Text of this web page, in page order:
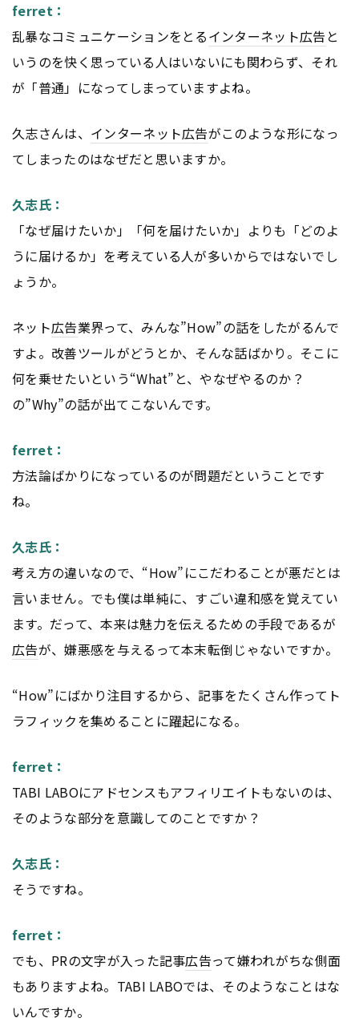
ferret：
乱暴なコミュニケーションをとるインターネット広告 と
いうのを快く思っている人はいないにも関わらず、それ
が「普通」になってしまっていますよね。
久志さんは、 インターネット広告がこのような形になっ
てしまったのはなぜだと思いますか。
久志氏：
「なぜ届けたいか」「何を届けたいか」よりも「どのよ
うに届けるか」を考えている人が多いからではないでし
ょうか。
ネット広告業界って、みんな”How”の話をしたがるんで
すよ。改善ツールがどうとか、そんな話ばかり。そこに
何を乗せたいという“What”と、やなぜやるのか？
の”Why”の話が出てこないんです。
ferret：
方法論ばかりになっているのが問題だということです
ね。
久志氏：
考え方の違いなので、“How”にこだわることが悪だとは
言いません。でも僕は単純に、すごい違和感を覚えてい
ます。だって、本来は魅力を伝えるための手段であるが
広告が、嫌悪感を与えるって本末転倒じゃないですか。
“How”にばかり注目するから、記事をたくさん作ってト
ラフィックを集めることに躍起になる。
ferret：
TABI LABOにアドセンスもアフィリエイトもないのは、
そのような部分を意識してのことですか？
久志氏：
そうですね。
ferret：
でも、PRの文字が入った記事広告って嫌われがちな側面
もありますよね。TABI LABOでは、そのようなことはな
いんですか。